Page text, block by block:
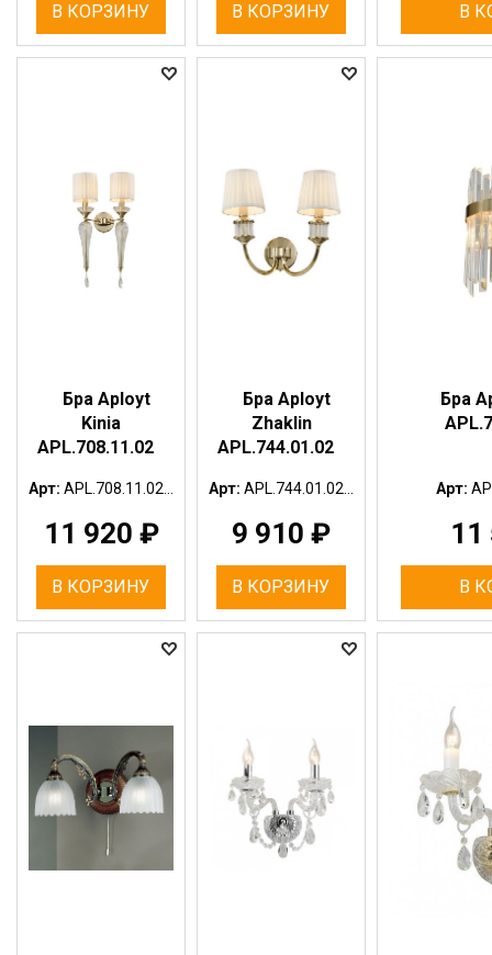
В КОРЗИНУ В КОРЗИНУ В
Бра Aployt
Kinia
APL.708.11.02
Арт: APL.708.11.02...
11 920 ₽
В КОРЗИНУ
Бра Aployt
Zhaklin
APL.744.01.02
Арт: APL.744.01.02...
9 910 ₽
В КОРЗИНУ
Бра
Арт:
В